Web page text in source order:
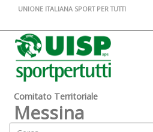
UNIONE ITALIANA SPORT PER TUTTI
Comitato Territoriale
Messina